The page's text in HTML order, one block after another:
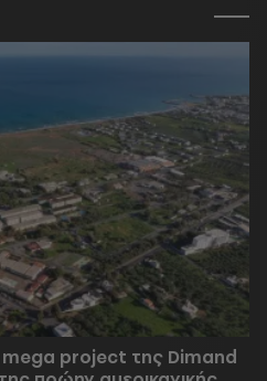
mega project της Dimand